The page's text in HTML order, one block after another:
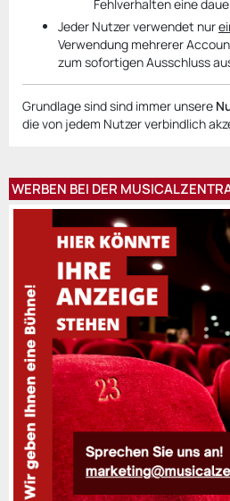
Fehlverhalten eine
Jeder Nutzer verwendet nur
Verwendung mehrerer
zum sofortigen Ausschluss
Grundlage sind sind immer unsere
die von jedem Nutzer verbindlich
WERBEN BEI DER